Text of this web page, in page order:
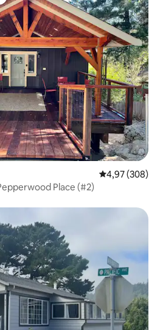
Gemiddelde
4,97 (308)
Place (#2)